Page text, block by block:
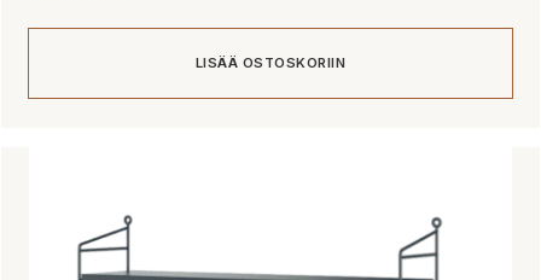
LISÄÄ OSTOSKORIIN